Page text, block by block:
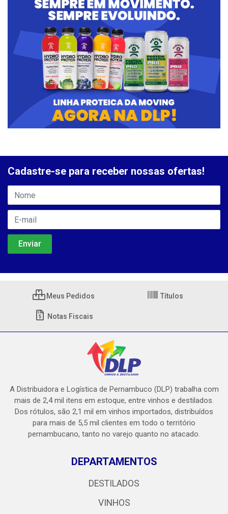
Cadastre-se para receber nossas ofertas!
Meus Pedidos Títulos
Notas Fiscais
A Distribuidora e Logística de Pernambuco (DLP) trabalha com
mais de 2,4 mil itens em estoque, entre vinhos e destilados.
Dos rótulos, são 2,1 mil em vinhos importados, distribuídos
para mais de 5,5 mil clientes em todo o território
pernambucano, tanto no varejo quanto no atacado.
DEPARTAMENTOS
DESTILADOS
VINHOS